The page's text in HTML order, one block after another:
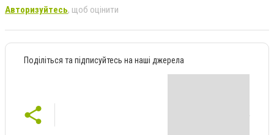
Авторизуйтесь, щоб оцінити
Поділіться та підписуйтесь на наші джерела